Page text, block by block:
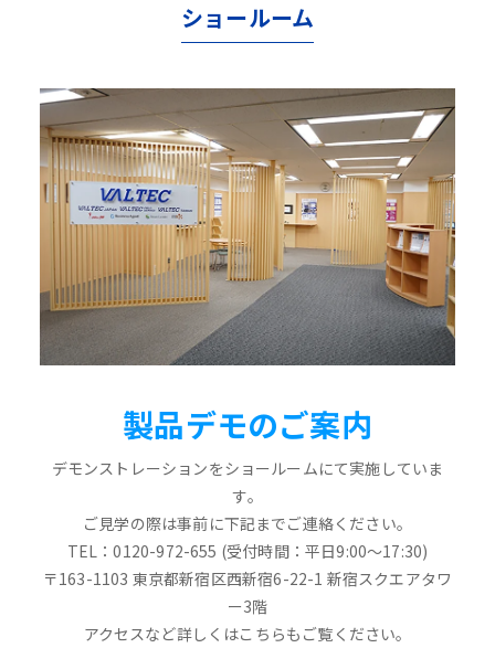
ショールーム
製品デモのご案内
デモンストレーションをショールームにて実施していま
す。
ご見学の際は事前に下記までご連絡ください。
TEL：0120-972-655 (受付時間：平日9:00～17:30)
〒163-1103 東京都新宿区西新宿6-22-1 新宿スクエアタワ
ー3階
アクセスなど詳しくはこちらもご覧ください。